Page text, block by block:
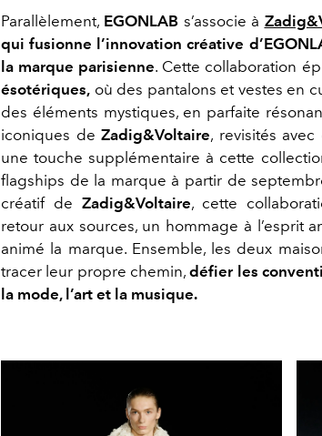
Parallèlement, EGONLAB s’associe à
qui fusionne l’innovation créative
la marque parisienne. Cette collaboration
ésotériques, où des pantalons et vestes en
des éléments mystiques, en parfaite
iconiques de Zadig&Voltaire, revisités
une touche supplémentaire à cette
flagships de la marque à partir de
créatif de Zadig&Voltaire, cette
retour aux sources, un hommage à l’esprit
animé la marque. Ensemble, les deux
tracer leur propre chemin,défier les
la mode, l’art et la musique.